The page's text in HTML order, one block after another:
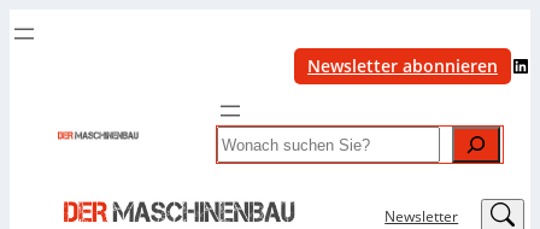
Newsletter abonnieren LinkedIn
Search
Newsletter LinkedIn